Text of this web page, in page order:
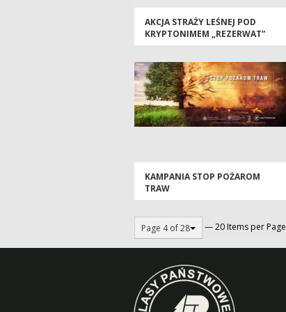
AKCJA STRAŻY LEŚNEJ POD
KRYPTONIMEM „REZERWAT”
KAMPANIA STOP POŻAROM
TRAW
Page 4 of 28 — 20 Items per Page